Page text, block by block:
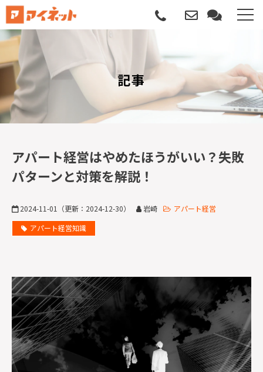
選ばれる理由
導入について
サポートについて
記事
資料請求
監修者一覧
記事
アパート経営はやめたほうがいい？失敗
パターンと対策を解説！
2024-11-01 （更新： 2024-12-30） 岩崎
アパート経営
アパート経営知識